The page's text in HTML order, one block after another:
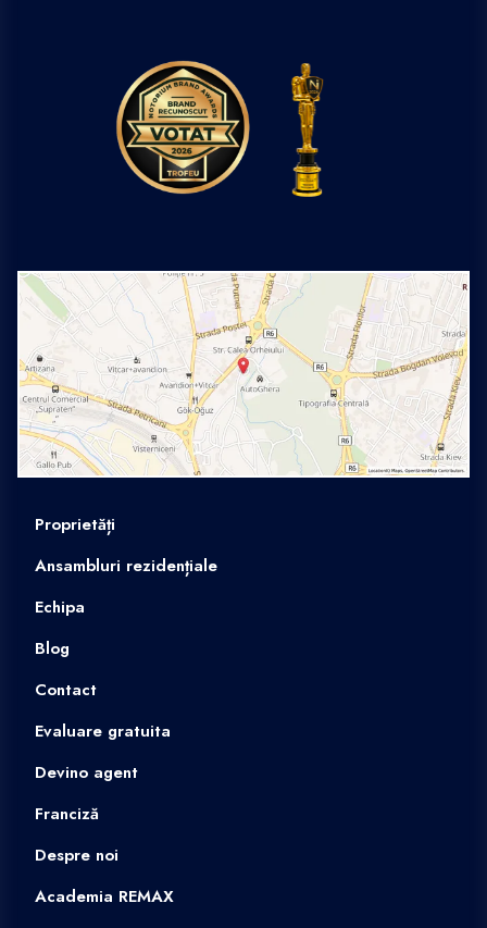
Proprietăți
Ansambluri rezidențiale
Echipa
Blog
Contact
Evaluare gratuita
Devino agent
Franciză
Despre noi
Academia REMAX